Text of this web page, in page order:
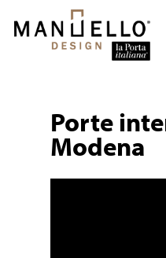
main
Porte
Modena